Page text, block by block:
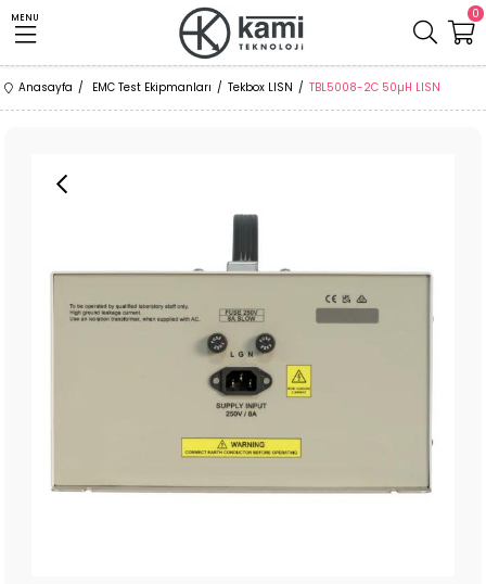
MENU 0
Anasayfa EMC Test Ekipmanları Tekbox LISN TBL5008-2C 50µH LISN